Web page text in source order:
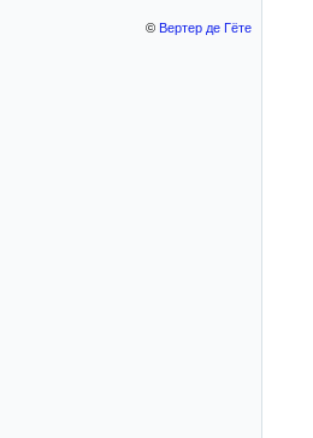
© Вертер де Гёте